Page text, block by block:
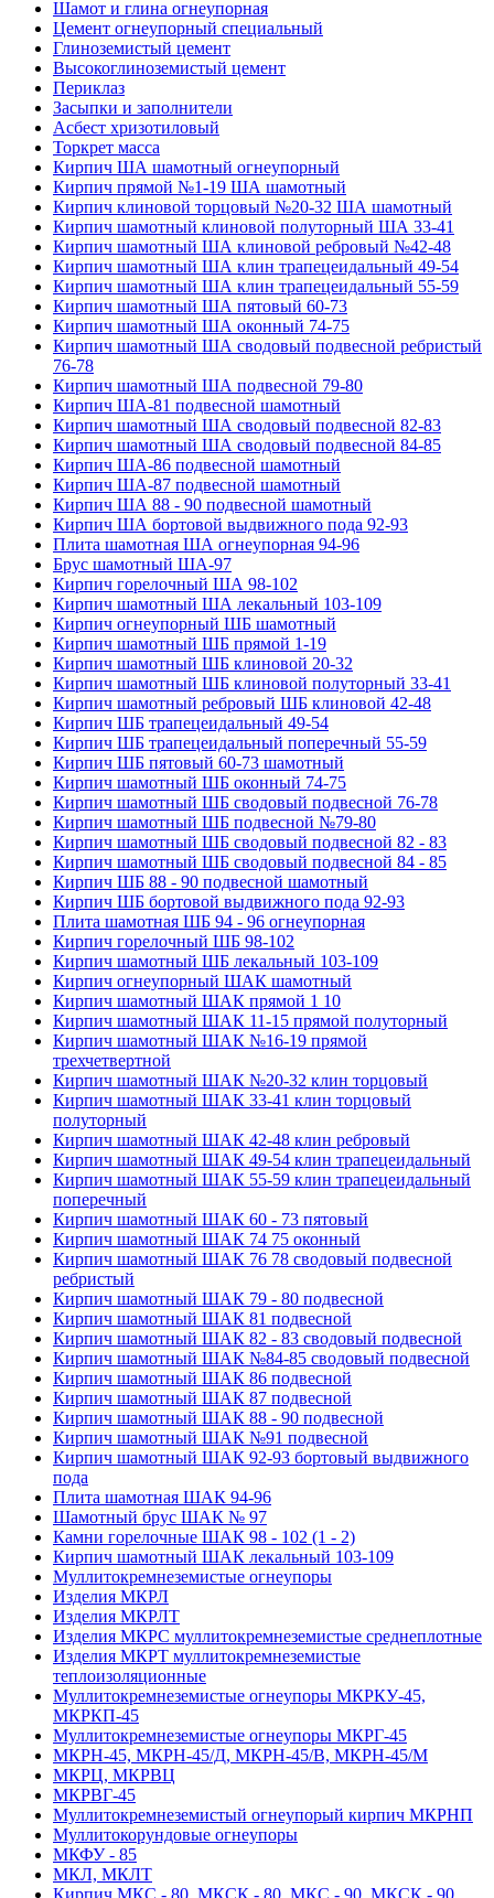
Шамот и глина огнеупорная
Цемент огнеупорный специальный
Глиноземистый цемент
Высокоглиноземистый цемент
Периклаз
Засыпки и заполнители
Асбест хризотиловый
Торкрет масса
Кирпич ША шамотный огнеупорный
Кирпич прямой №1-19 ША шамотный
Кирпич клиновой торцовый №20-32 ША шамотный
Кирпич шамотный клиновой полуторный ША 33-41
Кирпич шамотный ША клиновой ребровый №42-48
Кирпич шамотный ША клин трапецеидальный 49-54
Кирпич шамотный ША клин трапецеидальный 55-59
Кирпич шамотный ША пятовый 60-73
Кирпич шамотный ША оконный 74-75
Кирпич шамотный ША сводовый подвесной ребристый
76-78
Кирпич шамотный ША подвесной 79-80
Кирпич ША-81 подвесной шамотный
Кирпич шамотный ША сводовый подвесной 82-83
Кирпич шамотный ША сводовый подвесной 84-85
Кирпич ША-86 подвесной шамотный
Кирпич ША-87 подвесной шамотный
Кирпич ША 88 - 90 подвесной шамотный
Кирпич ША бортовой выдвижного пода 92-93
Плита шамотная ША огнеупорная 94-96
Брус шамотный ША-97
Кирпич горелочный ША 98-102
Кирпич шамотный ША лекальный 103-109
Кирпич огнеупорный ШБ шамотный
Кирпич шамотный ШБ прямой 1-19
Кирпич шамотный ШБ клиновой 20-32
Кирпич шамотный ШБ клиновой полуторный 33-41
Кирпич шамотный ребровый ШБ клиновой 42-48
Кирпич ШБ трапецеидальный 49-54
Кирпич ШБ трапецеидальный поперечный 55-59
Кирпич ШБ пятовый 60-73 шамотный
Кирпич шамотный ШБ оконный 74-75
Кирпич шамотный ШБ сводовый подвесной 76-78
Кирпич шамотный ШБ подвесной №79-80
Кирпич шамотный ШБ сводовый подвесной 82 - 83
Кирпич шамотный ШБ сводовый подвесной 84 - 85
Кирпич ШБ 88 - 90 подвесной шамотный
Кирпич ШБ бортовой выдвижного пода 92-93
Плита шамотная ШБ 94 - 96 огнеупорная
Кирпич горелочный ШБ 98-102
Кирпич шамотный ШБ лекальный 103-109
Кирпич огнеупорный ШАК шамотный
Кирпич шамотный ШАК прямой 1 10
Кирпич шамотный ШАК 11-15 прямой полуторный
Кирпич шамотный ШАК №16-19 прямой
трехчетвертной
Кирпич шамотный ШАК №20-32 клин торцовый
Кирпич шамотный ШАК 33-41 клин торцовый
полуторный
Кирпич шамотный ШАК 42-48 клин ребровый
Кирпич шамотный ШАК 49-54 клин трапецеидальный
Кирпич шамотный ШАК 55-59 клин трапецеидальный
поперечный
Кирпич шамотный ШАК 60 - 73 пятовый
Кирпич шамотный ШАК 74 75 оконный
Кирпич шамотный ШАК 76 78 сводовый подвесной
ребристый
Кирпич шамотный ШАК 79 - 80 подвесной
Кирпич шамотный ШАК 81 подвесной
Кирпич шамотный ШАК 82 - 83 сводовый подвесной
Кирпич шамотный ШАК №84-85 сводовый подвесной
Кирпич шамотный ШАК 86 подвесной
Кирпич шамотный ШАК 87 подвесной
Кирпич шамотный ШАК 88 - 90 подвесной
Кирпич шамотный ШАК №91 подвесной
Кирпич шамотный ШАК 92-93 бортовый выдвижного
пода
Плита шамотная ШАК 94-96
Шамотный брус ШАК № 97
Камни горелочные ШАК 98 - 102 (1 - 2)
Кирпич шамотный ШАК лекальный 103-109
Муллито­­кремнеземистые огнеупоры
Изделия МКРЛ
Изделия МКРЛТ
Изделия МКРС муллитокремнеземистые среднеплотные
Изделия МКРТ муллитокремнеземистые
теплоизоляционные
Муллитокремнеземистые огнеупоры МКРКУ-45,
МКРКП-45
Муллитокремнеземистые огнеупоры МКРГ-45
МКРН-45, МКРН-45/Д, МКРН-45/В, МКРН-45/М
МКРЦ, МКРВЦ
МКРВГ-45
Муллитокремнеземистый огнеупорый кирпич МКРНП
Муллито­корундовые огнеупоры
МКФУ - 85
МКЛ, МКЛТ
Кирпич МКС - 80, МКСК - 80, МКС - 90, МКСК - 90